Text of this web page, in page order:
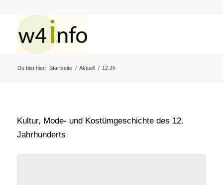
Du bist hier: Startseite / Aktuell / 12.Jh
Kultur, Mode- und Kostümgeschichte des 12.
Jahrhunderts